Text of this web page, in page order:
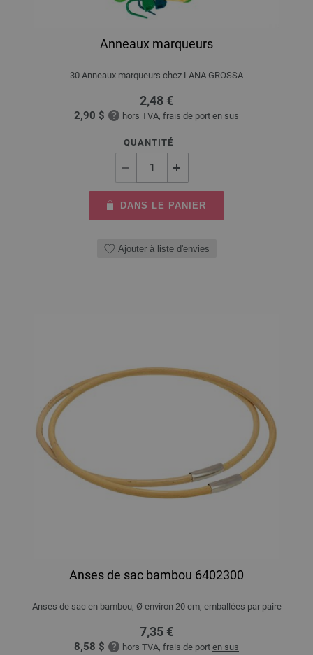
Anneaux marqueurs
30 Anneaux marqueurs chez LANA GROSSA
2,48 €
2,90 $ hors TVA, frais de port en sus
QUANTITÉ
DANS LE PANIER
Ajouter à liste d'envies
Anses de sac bambou 6402300
Anses de sac en bambou, Ø environ 20 cm, emballées par paire
7,35 €
8,58 $ hors TVA, frais de port en sus